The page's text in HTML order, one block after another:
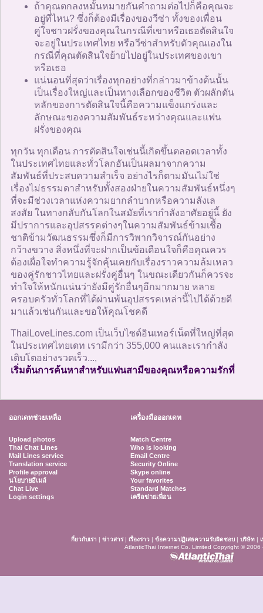
ถ้าคุณตกลงหมั้นหมายกันคำถามต่อไปก็คือคุณจะ
อยู่ที่ไหน? ซึ่งก็ต้องมีเรื่องของวีซ่า ทั้งของเพื่อน
คู่ใจชาวฝรั่งของคุณในกรณีที่เขาหรือเธอตัดสินใจ
จะอยู่ในประเทศไทย หรือวีซ่าสำหรับตัวคุณเองใน
กรณีที่คุณตัดสินใจย้ายไปอยู่ในประเทศของเขา
หรือเธอ
แน่นอนที่สุดว่าเรื่องทุกอย่างที่กล่าวมาข้างต้นนั้น
เป็นเรื่องใหญ่และเป็นทางเลือกของชีวิต ตัวผลักดัน
หลักของการตัดสินใจนี้คือความแข็งแกร่งและ
ลักษณะของความสัมพันธ์ระหว่างคุณและแฟน
ฝรั่งของคุณ
ทุกวัน ทุกเดือน การตัดสินใจเช่นนี้เกิดขึ้นตลอดเวลาทั้ง
ในประเทศไทยและทั่วโลกอันเป็นผลมาจากความ
สัมพันธ์ที่ประสบความสำเร็จ อย่างไรก็ตามมันเไม่ใช่
เรื่องไม่ธรรมดาสำหรับทั้งสองฝ่ายในความสัมพันธ์หนึ่งๆ
ที่จะมีช่วงเวลาแห่งความยากลำบากหรือความลังเล
สงสัย ในทางกลับกันโลกในสมัยที่เรากำลังอาศัยอยู่นี้ ยัง
มีปราการและอุปสรรคต่างๆในความสัมพันธ์ข้ามเชื้อ
ชาติข้ามวัฒนธรรมซึ่งก็มีการวิพากวิจารณ์กันอย่าง
กว้างขวาง สิ่งหนึ่งที่จะฝากเป็นข้อเตือนใจก็คือคุณควร
ต้องเผื่อใจทำความรู้จักคุ้นเคยกับเรื่องราวความล้มเหลว
ของคู่รักชาวไทยและฝรั่งคู่อื่นๆ ในขณะเดียวกันก็ควรจะ
ทำใจให้หนักแน่นว่ายังมีคู่รักอื่นๆอีกมากมาย หลาย
ครอบครัวทั่วโลกที่ได้ผ่านพ้นอุปสรรคเหล่านี้ไปได้ด้วยดี
มาแล้วเช่นกันและขอให้คุณโชคดี
ThaiLoveLines.com เป็นเว็บไซต์อินเทอร์เน็ตที่ใหญ่ที่สุด
ในประเทศไทยเดท เรามีกว่า 355,000 คนและเรากำลัง
เติบโตอย่างรวดเร็ว...,
เริ่มต้นการค้นหาสำหรับแฟนสามีของคุณหรือความรักที่
ออกเดทช่วยเหลือ เครื่องมือออกเดท
Upload photos
Thai Chat Lines
Mail Lines service
Translation service
Profile approval
นโยบายอีเมล์
Chat Live
Login settings
Match Centre
Who is looking
Email Centre
Security Online
Skype online
Your favorites
Standard Matches
เครือข่ายเพื่อน
กี่ยวกับเรา | ข่าวสาร| เรื่องราว| ข้อความปฏิเสธความรับผิดชอบ| บริษัท|
AtlanticThai Internet Co. Limited Copyright © 2006